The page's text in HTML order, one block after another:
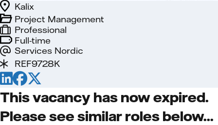
Full-time
Services Nordic
Project Management
Kalix
Professional
REF9728K
This vacancy has now expired.
Please see similar roles below...